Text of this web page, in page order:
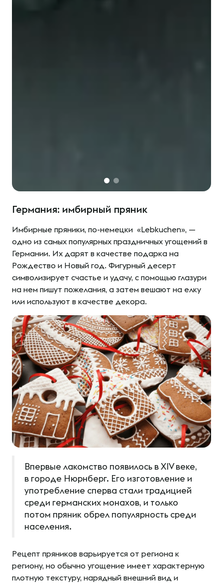
Германия: имбирный пряник
Имбирные пряники, по-немецки ​​ «Lebkuchen», —
одно из самых популярных праздничных угощений в
Германии. Их дарят в качестве подарка на
Рождество и Новый год. Фигурный десерт
символизирует счастье и удачу, с помощью глазури
на нем пишут пожелания, а затем вешают на елку
или используют в качестве декора.
Впервые лакомство появилось в XIV веке,
в городе Нюрнберг. Его изготовление и
употребление сперва стали традицией
среди германских монахов, и только
потом пряник обрел популярность среди
населения.
Рецепт пряников варьируется от региона к
региону, но обычно угощение имеет характерную
плотную текстуру, нарядный внешний вид и